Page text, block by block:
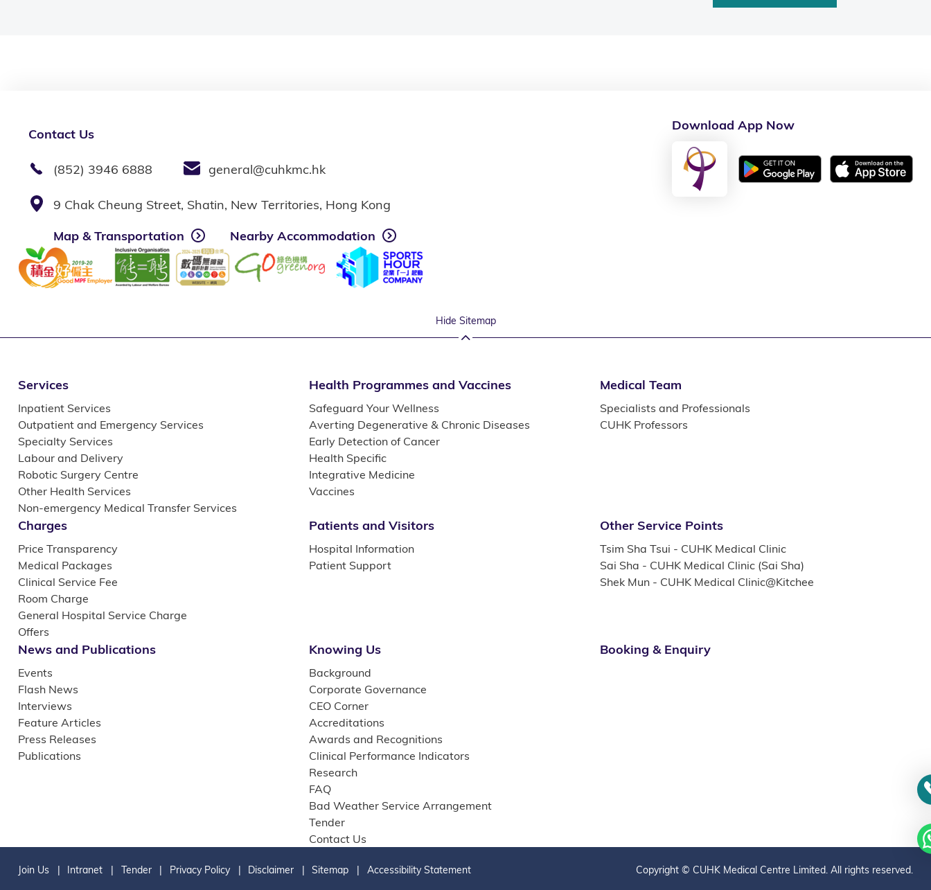
Contact Us
(852) 3946 6888 general@cuhkmc.hk
9 Chak Cheung Street, Shatin, New Territories, Hong Kong
Map & Transportation
Nearby Accommodation
Download App Now
Hide Sitemap
Services
Inpatient Services
Outpatient and Emergency Services
Specialty Services
Labour and Delivery
Robotic Surgery Centre
Other Health Services
Non-emergency Medical Transfer Services
Health Programmes and Vaccines
Safeguard Your Wellness
Averting Degenerative & Chronic Diseases
Early Detection of Cancer
Health Specific
Integrative Medicine
Vaccines
Medical Team
Specialists and Professionals
CUHK Professors
Charges
Price Transparency
Medical Packages
Clinical Service Fee
Room Charge
General Hospital Service Charge
Offers
Patients and Visitors
Hospital Information
Patient Support
Other Service Points
Tsim Sha Tsui - CUHK Medical Clinic
Sai Sha - CUHK Medical Clinic (Sai Sha)
Shek Mun - CUHK Medical Clinic@Kitchee
News and Publications
Events
Flash News
Interviews
Feature Articles
Press Releases
Publications
Knowing Us
Background
Corporate Governance
CEO Corner
Accreditations
Awards and Recognitions
Clinical Performance Indicators
Research
FAQ
Bad Weather Service Arrangement
Tender
Contact Us
Booking & Enquiry
Join Us Intranet Tender Privacy Policy Disclaimer Sitemap Accessibility Statement Copyright © CUHK Medical Centre Limited. All rights reserved.